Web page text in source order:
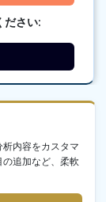
ださい:
内容をカスタマ
追加など、柔軟